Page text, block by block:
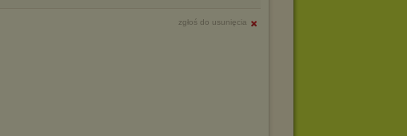
zgłoś do usunięcia